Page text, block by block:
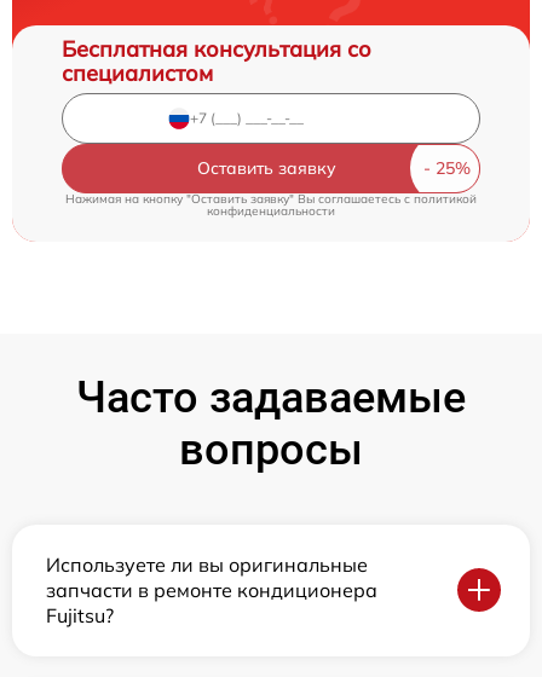
Бесплатная консультация со
специалистом
Оставить заявку
Нажимая на кнопку "Оставить заявку" Вы соглашаетесь cполитикой
конфиденциальности
Часто задаваемые
вопросы
Используете ли вы оригинальные
запчасти в ремонте кондиционера
Fujitsu?